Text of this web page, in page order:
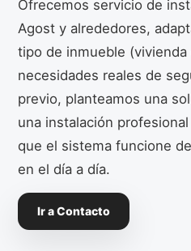
Ofrecemos servicio de
Agost y alrededores,
tipo de inmueble (vivienda
necesidades reales de
previo, planteamos una
una instalación
que el sistema funcione
en el día a día.
Ir a Contacto